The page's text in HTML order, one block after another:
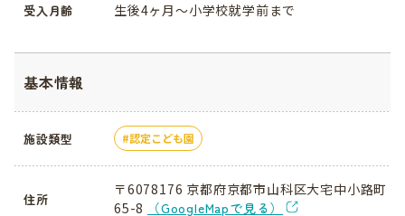
受入月齢 生後4ヶ月～小学校就学前まで
基本情報
施設類型 認定こども園
住所
〒6078176 京都府京都市山科区大宅中小路町
65-8
（GoogleMapで見る）